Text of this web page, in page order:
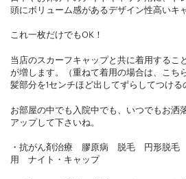
頭にボリューム感があるデザイン性高いキ
これ一枚だけでもOK！
当店のスカーフキャップと共に着用するこ
が増します。（重ねて着用の場合は、こち
髪部分を1センチほど出してずらしてつける
お部屋の中でも入院中でも、いつでもお洒
アップして下さいね。
・抗がん剤治療 膠原病 脱毛 円形脱毛
用 ナイト・キャップ